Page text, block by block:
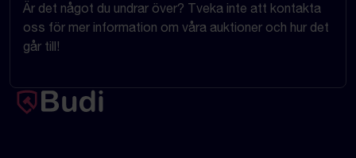
Är det något du undrar över? Tveka inte att kontakta
oss för mer information om våra auktioner och hur det
går till!